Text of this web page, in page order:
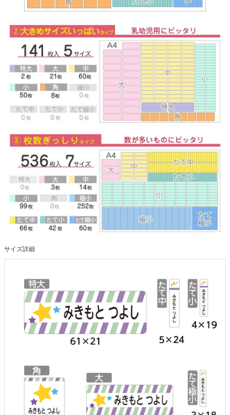
サイズ詳細